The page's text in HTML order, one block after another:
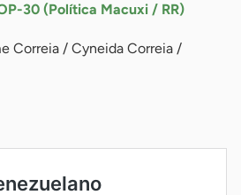
30 (Política Macuxi / RR)
Correia / Cyneida Correia /